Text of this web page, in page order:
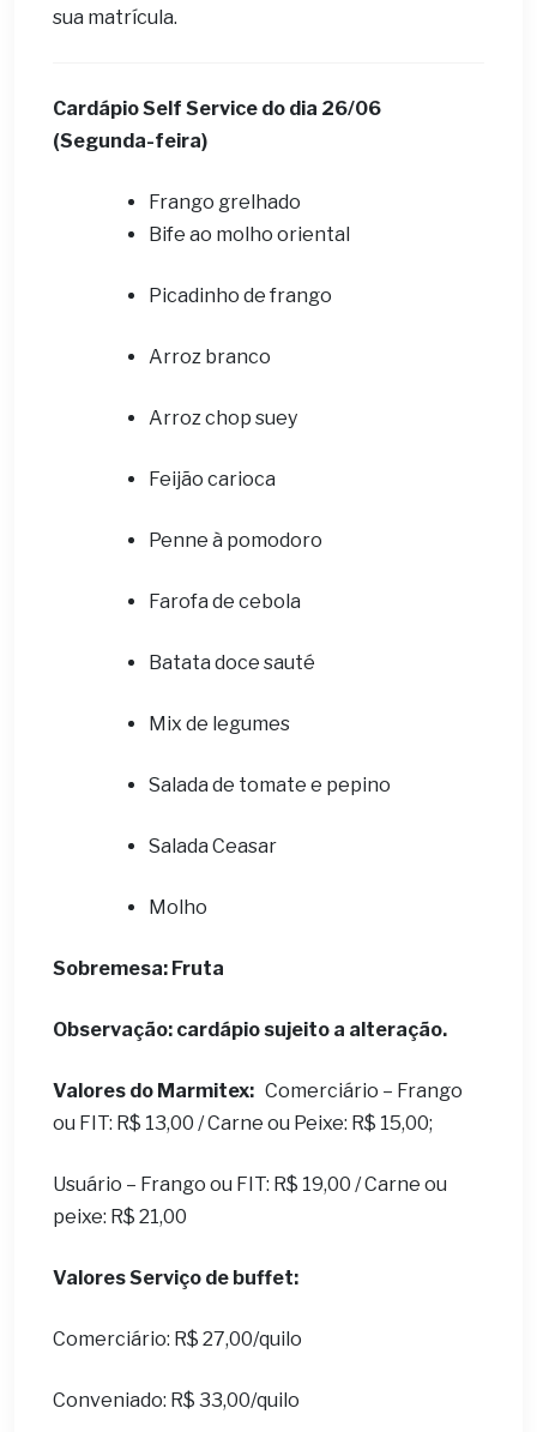
sua matrícula.
Cardápio Self Service do dia 26/06
(Segunda-feira)
Frango grelhado
Bife ao molho oriental
Picadinho de frango
Arroz branco
Arroz chop suey
Feijão carioca
Penne à pomodoro
Farofa de cebola
Batata doce sauté
Mix de legumes
Salada de tomate e pepino
Salada Ceasar
Molho
Sobremesa: Fruta
Observação: cardápio sujeito a alteração.
Valores do Marmitex: Comerciário – Frango
ou FIT: R$ 13,00 / Carne ou Peixe: R$ 15,00;
Usuário – Frango ou FIT: R$ 19,00 / Carne ou
peixe: R$ 21,00
Valores Serviço de buffet:
Comerciário: R$ 27,00/quilo
Conveniado: R$ 33,00/quilo